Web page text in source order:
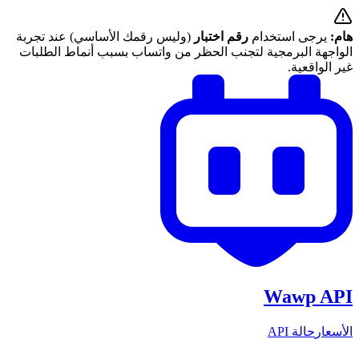
هام: يرجى استخدام رقم اختبار (وليس رقمك الأساسي) عند تجربة
الواجهة البرمجية لتجنب الحظر من واتساب بسبب أنماط الطلبات
غير الواقعية.
Wawp API
الأسعار حالة API